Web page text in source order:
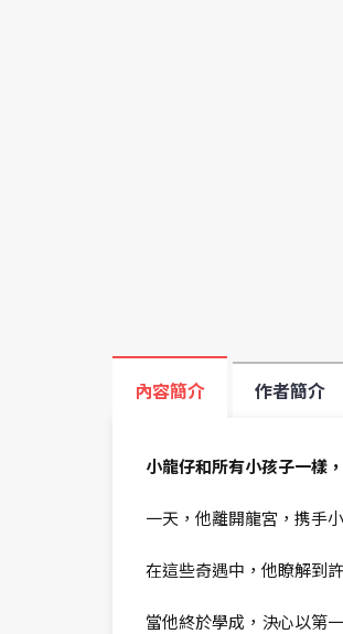
內容簡介 作者簡介
小龍仔和所有小孩子一樣
一天，他離開龍宮，携手
在這些奇遇中，他瞭解到
當他終於學成，決心以第